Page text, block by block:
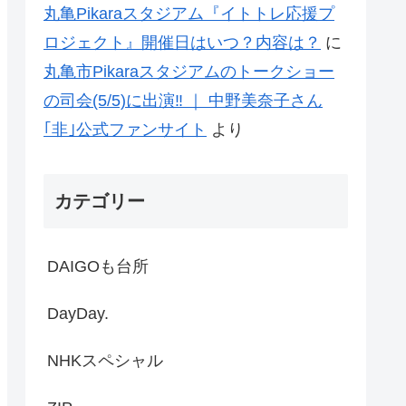
丸亀Pikaraスタジアム『イトトレ応援プ
ロジェクト』開催日はいつ？内容は？ に
丸亀市Pikaraスタジアムのトークショー
の司会(5/5)に出演‼ ｜ 中野美奈子さん
｢非｣公式ファンサイト より
カテゴリー
DAIGOも台所
DayDay.
NHKスペシャル